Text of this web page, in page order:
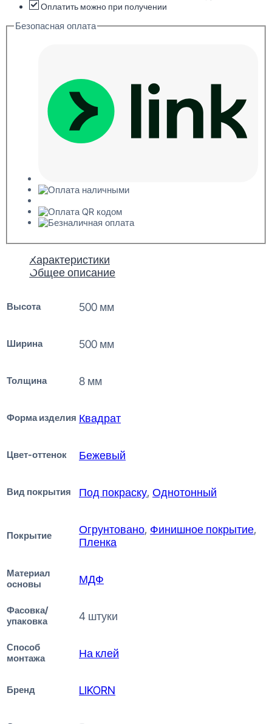
Под
8x500x500
Оплатить можно при получении
Безопасная оплата
Характеристики
Общее описание
Высота 500 мм
Ширина 500 мм
Толщина 8 мм
Форма изделия Квадрат
Цвет-оттенок Бежевый
Вид покрытия Под покраску, Однотонный
Покрытие Огрунтовано, Финишное покрытие,
Пленка
Материал
основы
МДФ
Фасовка/
упаковка
4 штуки
Способ
монтажа
На клей
Бренд LIKORN